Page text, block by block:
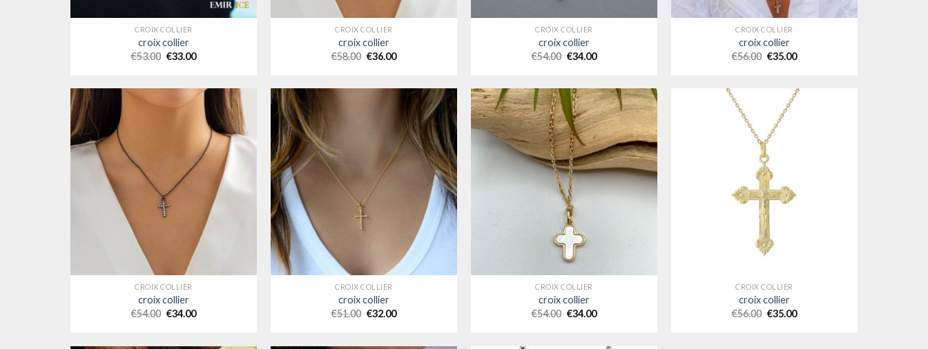
CROIX COLLIER
croix collier
€53.00 €33.00
CROIX COLLIER
croix collier
€58.00 €36.00
CROIX COLLIER
croix collier
€54.00 €34.00
CROIX COLLIER
croix collier
€56.00 €35.00
CROIX COLLIER
croix collier
€54.00 €34.00
CROIX COLLIER
croix collier
€51.00 €32.00
CROIX COLLIER
croix collier
€54.00 €34.00
CROIX COLLIER
croix collier
€56.00 €35.00